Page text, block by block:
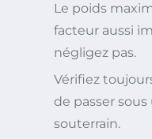
Le poids
facteur aussi
négligez pas.
Vérifiez
de passer
souterrain.